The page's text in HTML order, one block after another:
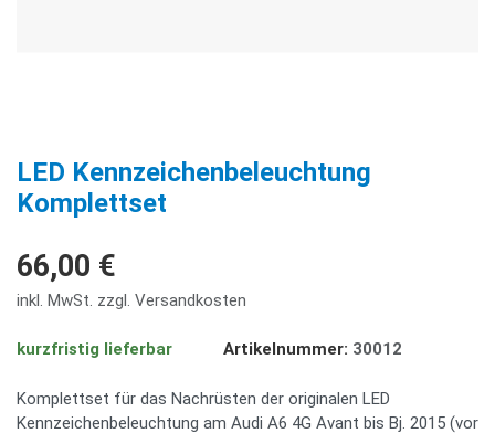
LED Kennzeichenbeleuchtung
Komplettset
66,00 €
inkl. MwSt. zzgl. Versandkosten
kurzfristig lieferbar Artikelnummer: 30012
Komplettset für das Nachrüsten der originalen LED
Kennzeichenbeleuchtung am Audi A6 4G Avant bis Bj. 2015 (vor